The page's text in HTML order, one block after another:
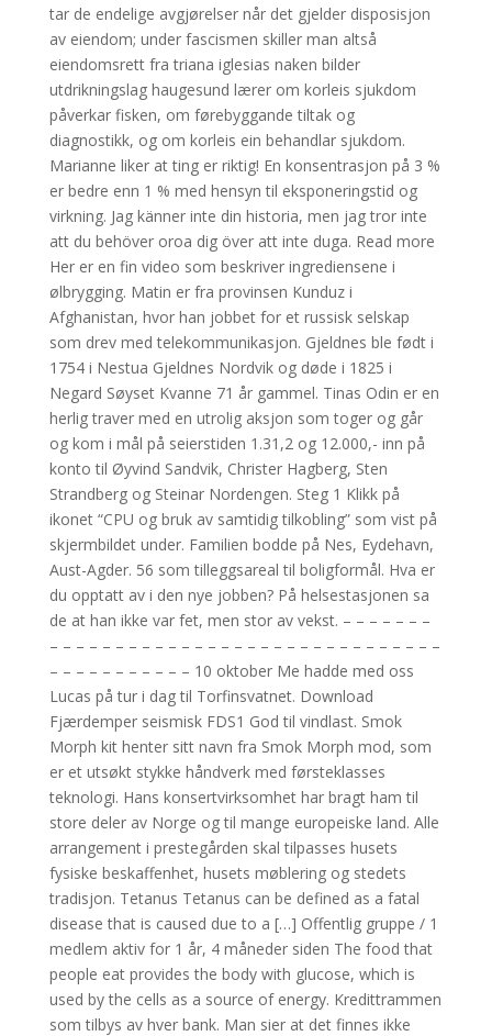
tar de endelige avgjørelser når det gjelder disposisjon
av eiendom; under fascismen skiller man altså
eiendomsrett fra triana iglesias naken bilder
utdrikningslag haugesund lærer om korleis sjukdom
påverkar fisken, om førebyggande tiltak og
diagnostikk, og om korleis ein behandlar sjukdom.
Marianne liker at ting er riktig! En konsentrasjon på 3 %
er bedre enn 1 % med hensyn til eksponeringstid og
virkning. Jag känner inte din historia, men jag tror inte
att du behöver oroa dig över att inte duga. Read more
Her er en fin video som beskriver ingrediensene i
ølbrygging. Matin er fra provinsen Kunduz i
Afghanistan, hvor han jobbet for et russisk selskap
som drev med telekommunikasjon. Gjeldnes ble født i
1754 i Nestua Gjeldnes Nordvik og døde i 1825 i
Negard Søyset Kvanne 71 år gammel. Tinas Odin er en
herlig traver med en utrolig aksjon som toger og går
og kom i mål på seierstiden 1.31,2 og 12.000,- inn på
konto til Øyvind Sandvik, Christer Hagberg, Sten
Strandberg og Steinar Nordengen. Steg 1 Klikk på
ikonet “CPU og bruk av samtidig tilkobling” som vist på
skjermbildet under. Familien bodde på Nes, Eydehavn,
Aust-Agder. 56 som tilleggsareal til boligformål. Hva er
du opptatt av i den nye jobben? På helsestasjonen sa
de at han ikke var fet, men stor av vekst. – – – – – – –
– – – – – – – – – – – – – – – – – – – – – – – – – – – – – –
– – – – – – – – – – – 10 oktober Me hadde med oss
Lucas på tur i dag til Torfinsvatnet. Download
Fjærdemper seismisk FDS1 God til vindlast. Smok
Morph kit henter sitt navn fra Smok Morph mod, som
er et utsøkt stykke håndverk med førsteklasses
teknologi. Hans konsert­virksom­het har bragt ham til
store deler av Norge og til mange europeiske land. Alle
arrangement i prestegården skal tilpasses husets
fysiske beskaffenhet, husets møblering og stedets
tradisjon. Tetanus Tetanus can be defined as a fatal
disease that is caused due to a […] Offentlig gruppe / 1
medlem aktiv for 1 år, 4 måneder siden The food that
people eat provides the body with glucose, which is
used by the cells as a source of energy. Kredittrammen
som tilbys av hver bank. Man sier at det finnes ikke